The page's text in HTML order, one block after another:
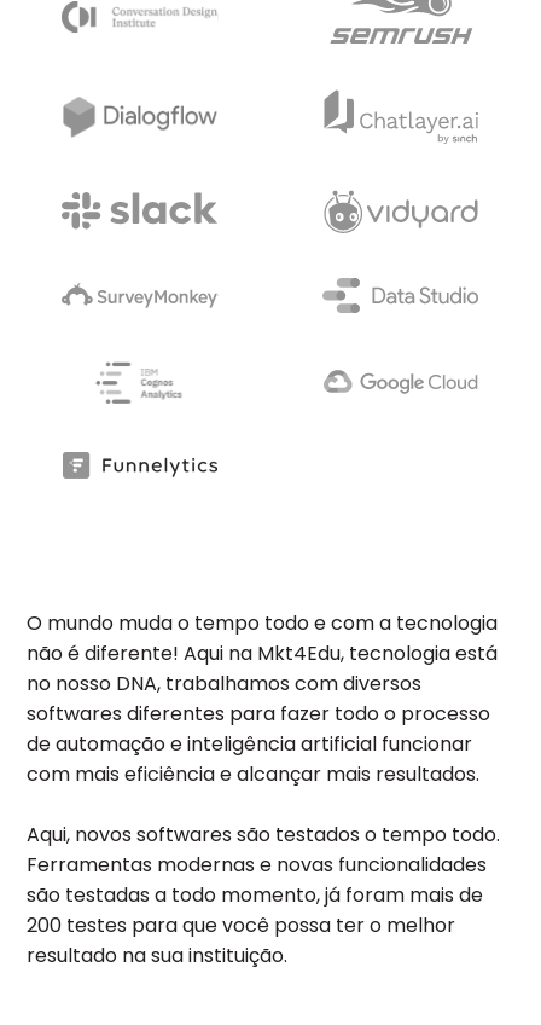
O mundo muda o tempo todo e com a tecnologia
não é diferente! Aqui na Mkt4Edu, tecnologia está
no nosso DNA, trabalhamos com diversos
softwares diferentes para fazer todo o processo
de automação e inteligência artificial funcionar
com mais eficiência e alcançar mais resultados.
Aqui, novos softwares são testados o tempo todo.
Ferramentas modernas e novas funcionalidades
são testadas a todo momento, já foram mais de
200 testes para que você possa ter o melhor
resultado na sua instituição.